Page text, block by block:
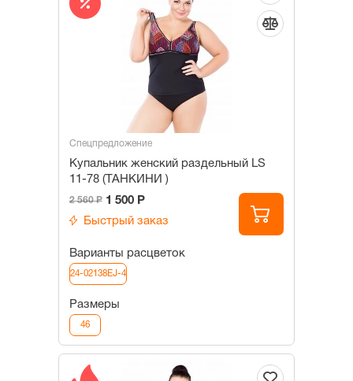
Спецпредложение
Купальник женский раздельный LS
11-78 (ТАНКИНИ )
2 560 Р 1 500 Р
Быстрый заказ
Варианты расцветок
24-02138EJ-4
Размеры
46